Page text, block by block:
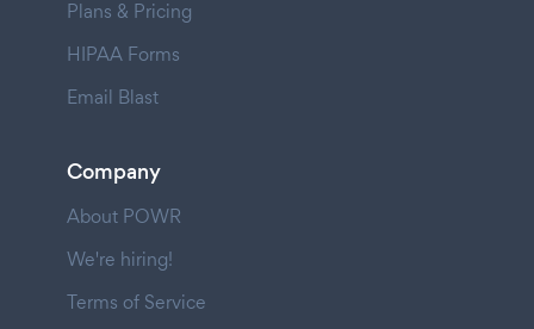
Plans & Pricing
HIPAA Forms
Email Blast
Company
About POWR
We're hiring!
Terms of Service